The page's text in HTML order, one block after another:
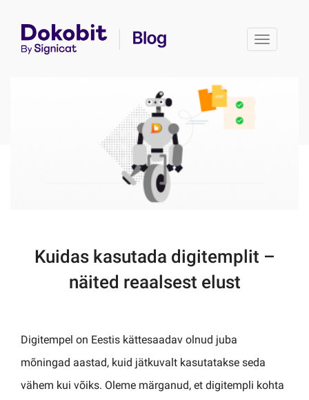
Toggle
Kuidas kasutada digitemplit –
näited reaalsest elust
Digitempel on Eestis kättesaadav olnud juba
mõningad aastad, kuid jätkuvalt kasutatakse seda
vähem kui võiks. Oleme märganud, et digitempli kohta